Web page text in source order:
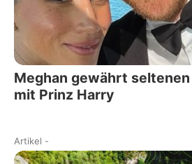
Meghan gewährt
mit Prinz Harry
Artikel -